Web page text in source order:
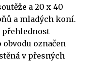
a 20 x 40
a mladých koní.
přehlednost
označen
v přesných